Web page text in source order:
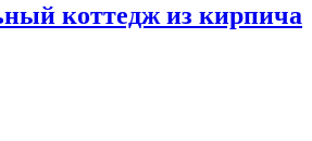
коттедж из кирпича